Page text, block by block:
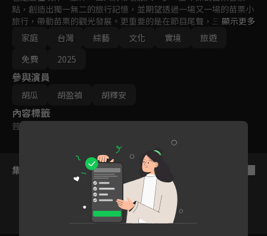
點，創造出獨一無二的旅行記憶，並期望透過一場又一場的苗栗小
旅行，帶動苗栗的觀光發展。更重要的是在節目尾聲，三人要規劃
一場屬於自己、親子間的旅行。
顯示更多
家庭
台灣 綜藝 文化 實境
旅遊
免費
2025
參與演員
胡瓜 胡盈禎 胡釋安
內容標籤
普遍級
集數列表